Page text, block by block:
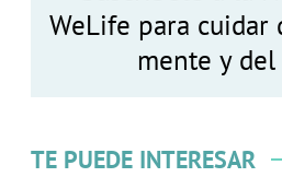
WeLife para cuidar
mente y
TE PUEDE INTERESAR